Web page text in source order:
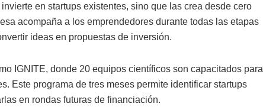
en startups existentes, sino que las crea desde cero
acompaña a los emprendedores durante todas las etapas
ideas en propuestas de inversión.
IGNITE, donde 20 equipos científicos son capacitados para
Este programa de tres meses permite identificar startups
en rondas futuras de financiación.